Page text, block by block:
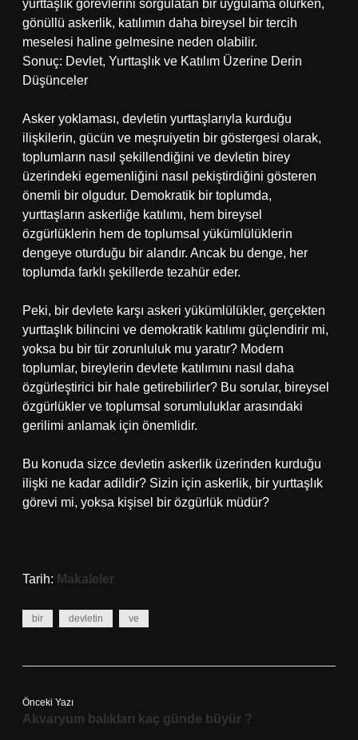
yurttaşlık görevlerini sorgulatan bir uygulama olurken,
gönüllü askerlik, katılımın daha bireysel bir tercih
meselesi haline gelmesine neden olabilir.
Sonuç: Devlet, Yurttaşlık ve Katılım Üzerine Derin
Düşünceler
Asker yoklaması, devletin yurttaşlarıyla kurduğu
ilişkilerin, gücün ve meşruiyetin bir göstergesi olarak,
toplumların nasıl şekillendiğini ve devletin birey
üzerindeki egemenliğini nasıl pekiştirdiğini gösteren
önemli bir olgudur. Demokratik bir toplumda,
yurttaşların askerliğe katılımı, hem bireysel
özgürlüklerin hem de toplumsal yükümlülüklerin
dengeye oturduğu bir alandır. Ancak bu denge, her
toplumda farklı şekillerde tezahür eder.
Peki, bir devlete karşı askeri yükümlülükler, gerçekten
yurttaşlık bilincini ve demokratik katılımı güçlendirir mi,
yoksa bu bir tür zorunluluk mu yaratır? Modern
toplumlar, bireylerin devlete katılımını nasıl daha
özgürleştirici bir hale getirebilirler? Bu sorular, bireysel
özgürlükler ve toplumsal sorumluluklar arasındaki
gerilimi anlamak için önemlidir.
Bu konuda sizce devletin askerlik üzerinden kurduğu
ilişki ne kadar adildir? Sizin için askerlik, bir yurttaşlık
görevi mi, yoksa kişisel bir özgürlük müdür?
Tarih: Makaleler
bir devletin ve
Önceki Yazı
Akvaryum balıkları kaç günde büyür ?